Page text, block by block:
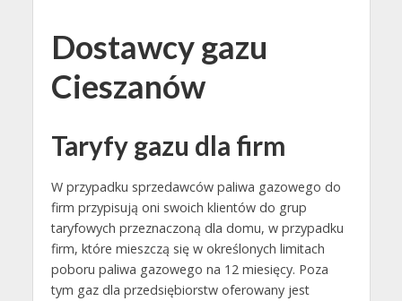
Dostawcy gazu
Cieszanów
Taryfy gazu dla firm
W przypadku sprzedawców paliwa gazowego do
firm przypisują oni swoich klientów do grup
taryfowych przeznaczoną dla domu, w przypadku
firm, które mieszczą się w określonych limitach
poboru paliwa gazowego na 12 miesięcy. Poza
tym gaz dla przedsiębiorstw oferowany jest